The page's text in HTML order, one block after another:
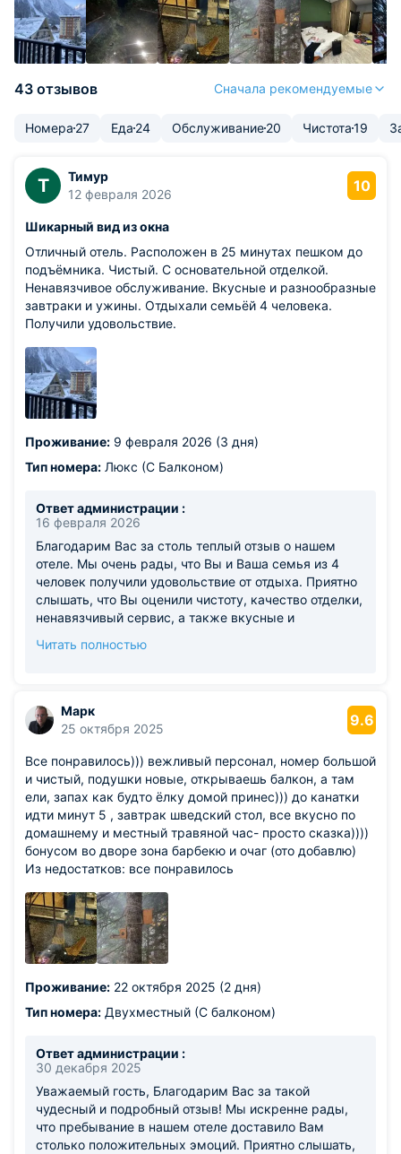
43 отзывов Сначала рекомендуемые
Номера 27 Еда 24 Обслуживание20 Чистота19
Т
Тимур
12 февраля 2026
10
Шикарный вид из окна
Отличный отель. Расположен в 25 минутах пешком до
подъёмника. Чистый. С основательной отделкой.
Ненавязчивое обслуживание. Вкусные и разнообразные
завтраки и ужины. Отдыхали семьёй 4 человека.
Получили удовольствие.
Проживание: 9 февраля 2026 (3 дня)
Тип номера: Люкс (С Балконом)
Ответ администрации :
16 февраля 2026
Благодарим Вас за столь теплый отзыв о нашем
отеле. Мы очень рады, что Вы и Ваша семья из 4
человек получили удовольствие от отдыха. Приятно
слышать, что Вы оценили чистоту, качество отделки,
ненавязчивый сервис, а также вкусные и
создать максимально комфортные условия для
Читать полностью
Марк
25 октября 2025
9.6
Все понравилось))) вежливый персонал, номер большой
и чистый, подушки новые, открываешь балкон, а там
ели, запах как будто ёлку домой принес))) до канатки
идти минут 5 , завтрак шведский стол, все вкусно по
домашнему и местный травяной час- просто сказка))))
бонусом во дворе зона барбекю и очаг (ото добавлю)
Из недостатков: все понравилось
Проживание: 22 октября 2025 (2 дня)
Тип номера: Двухместный (С балконом)
Ответ администрации :
30 декабря 2025
Уважаемый гость, Благодарим Вас за такой
чудесный и подробный отзыв! Мы искренне рады,
что пребывание в нашем отеле доставило Вам
столько положительных эмоций. Приятно слышать,